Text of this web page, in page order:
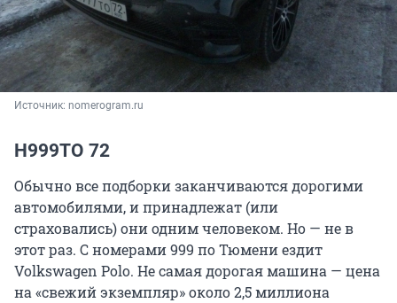
Источник: nomerogram.ru
Н999ТО 72
Обычно все подборки заканчиваются дорогими
автомобилями, и принадлежат (или
страховались) они одним человеком. Но — не в
этот раз. С номерами 999 по Тюмени ездит
Volkswagen Polo. Не самая дорогая машина — цена
на «свежий экземпляр» около 2,5 миллиона